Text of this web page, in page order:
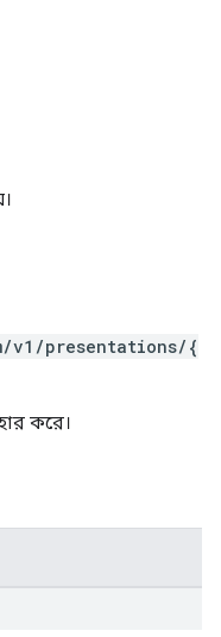
v1/presentations/{
করে।